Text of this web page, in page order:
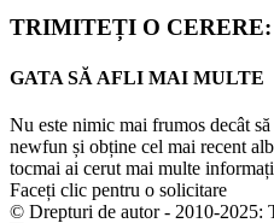
TRIMITEȚI O CERERE:
GATA SĂ AFLI MAI MULTE
Nu este nimic mai frumos decât
newfun și obține cel mai recent
tocmai ai cerut mai multe
Faceți clic pentru o solicitare
© Drepturi de autor - 2010-2025: